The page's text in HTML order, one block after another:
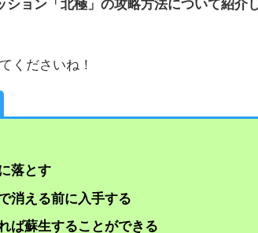
ョン「北極」の攻略方法について紹介
くださいね！
落とす
消える前に入手する
ば蘇生することができる